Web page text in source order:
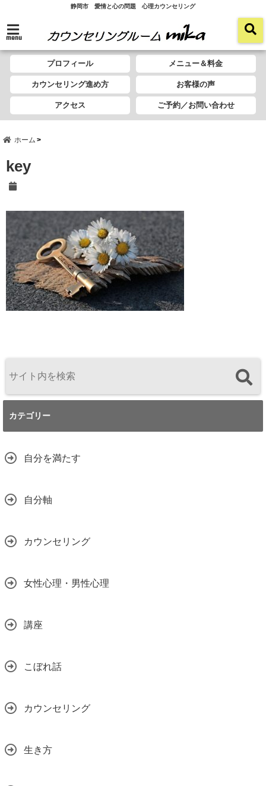
静岡市 愛情と心の問題 心理カウンセリング
menu
プロフィール メニュー＆料金
カウンセリング進め方 お客様の声
アクセス ご予約／お問い合わせ
ホーム
key
カテゴリー
自分を満たす
自分軸
カウンセリング
女性心理・男性心理
講座
こぼれ話
カウンセリング
生き方